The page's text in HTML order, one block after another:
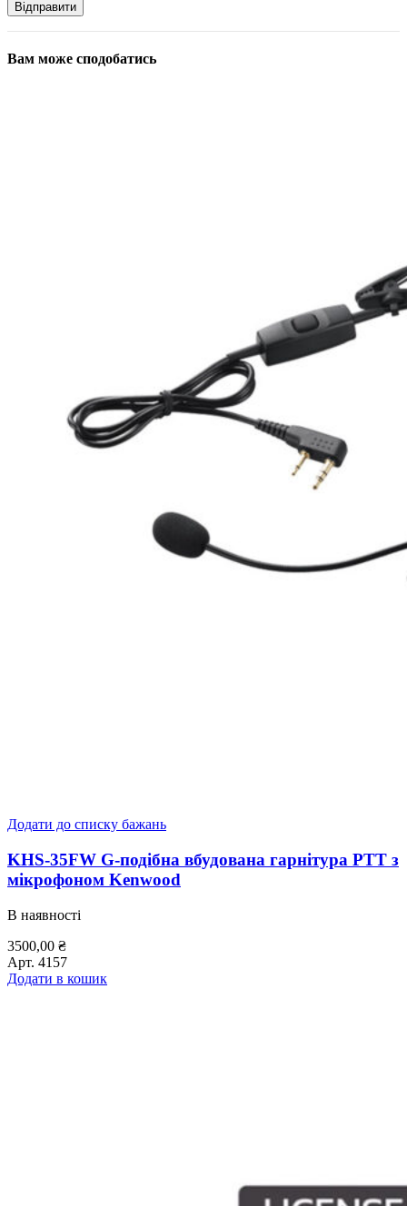
Вам може сподобатись
Додати до списку бажань
KHS-35FW G-подібна вбудована гарнітура PTT з
мікрофоном Kenwood
В наявності
3500,00 ₴
Арт. 4157
Додати в кошик